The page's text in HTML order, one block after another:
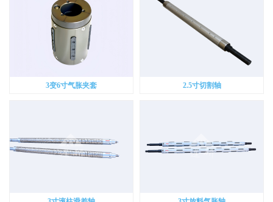
3变6寸气胀夹套 2.5寸切割轴